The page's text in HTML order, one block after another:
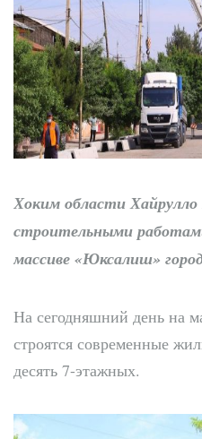
Хоким области Хайрулло
строительными
массиве «Юксалиш»
На сегодняшний день на
строятся современные
десять 7-этажных.